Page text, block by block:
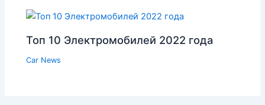
Топ 10 Электромобилей 2022 года
Car News